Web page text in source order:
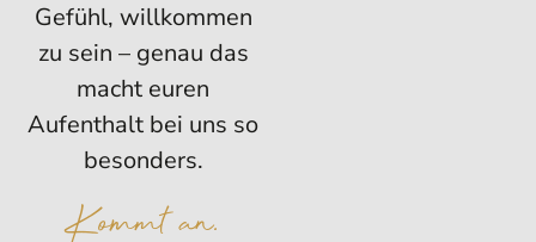
Gefühl, willkommen
zu sein – genau das
macht euren
Aufenthalt bei uns so
besonders.
Kommt an.